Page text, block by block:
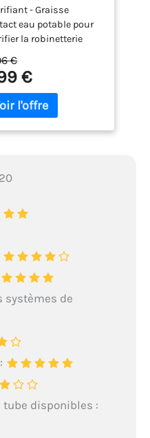
vannes et
- Blanc -
20g
- Graisse
eau potable pour
la robinetterie
et vannes
à des
extrêmes ou
de vapeur
glissières) Tenue à
Insoluble dans
Compatible à l’eau
GEB est la
en étanchéité
l’univers Plomberie,
Chauffage et
Fabricant français
pour la fiabilité
solutions depuis
Certifié ISO 9001
€
€
systèmes de
disponibles :